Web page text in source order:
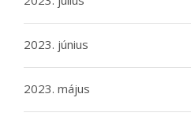
2023. június
2023. május